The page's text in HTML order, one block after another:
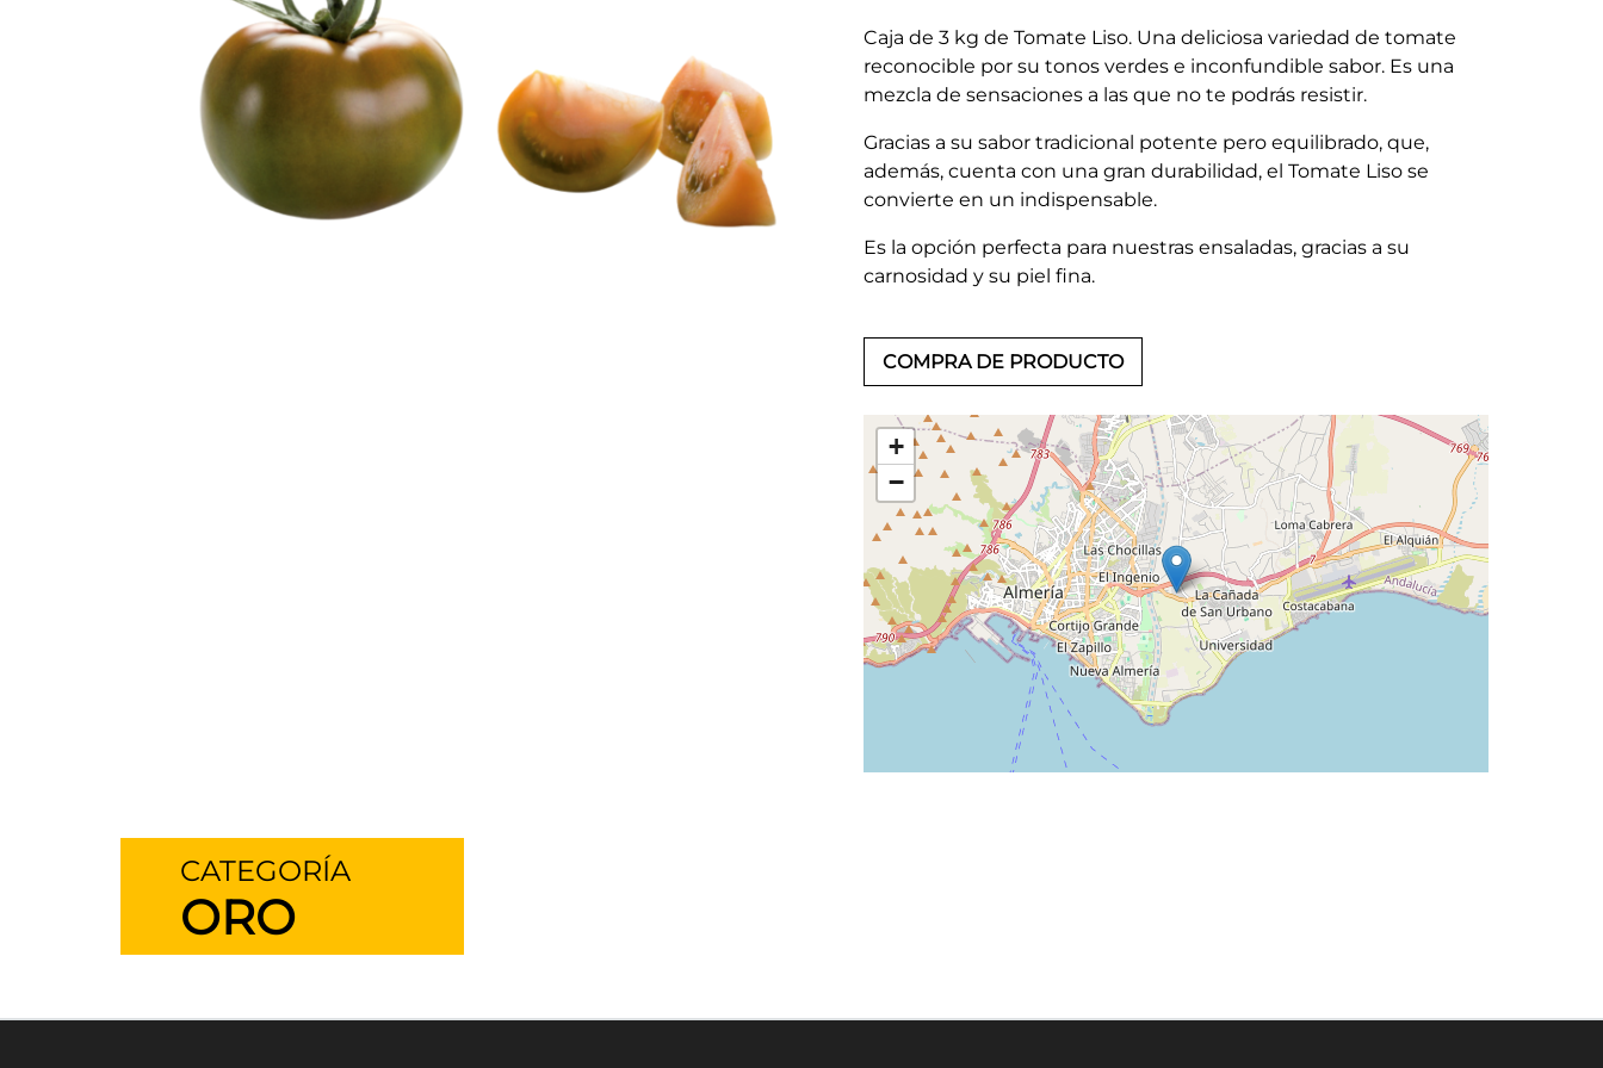
Caja de 3 kg de Tomate Liso. Una deliciosa variedad de tomate
reconocible por su tonos verdes e inconfundible sabor. Es una
mezcla de sensaciones a las que no te podrás resistir.
Gracias a su sabor tradicional potente pero equilibrado, que,
además, cuenta con una gran durabilidad, el Tomate Liso se
convierte en un indispensable.
Es la opción perfecta para nuestras ensaladas, gracias a su
carnosidad y su piel fina.
COMPRA DE PRODUCTO
+
−
CATEGORÍA
ORO